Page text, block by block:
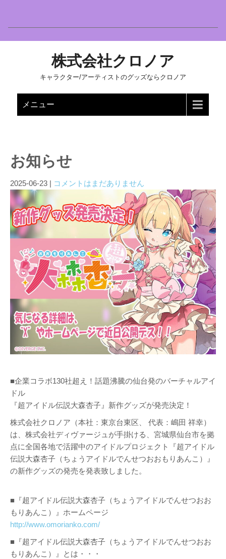
株式会社クロノア
キャラクター/アーティストのグッズならクロノア
メニュー
お知らせ
2025-06-23 | コメントはまだありません
■企業コラボ130社超え！話題沸騰の仙台発のバーチャルアイ
ドル
『超アイドル伝説大森杏子』新作グッズが発売決定！
株式会社クロノア（本社：東京台東区、 代表：嶋田 祥幸）
は、株式会社ディヴァージュが手掛ける、宮城県仙台市を拠
点に全国各地で活躍中のアイドルプロジェクト『超アイドル
伝説大森杏子（ちょうアイドルでんせつおおもりあんこ）』
の新作グッズの発売を発表致しました。
■『超アイドル伝説大森杏子（ちょうアイドルでんせつおお
もりあんこ）』ホームページ
http://www.omorianko.com/
■『超アイドル伝説大森杏子（ちょうアイドルでんせつおお
もりあんこ）』とは・・・